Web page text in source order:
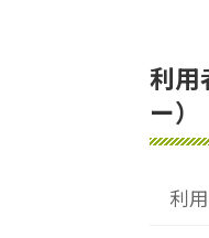
利用
ー）
利